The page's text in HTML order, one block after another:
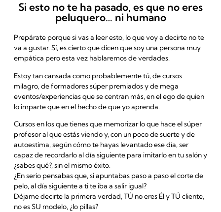
Si esto no te ha pasado, es que no eres
peluquero… ni humano
Prepárate porque si vas a leer esto, lo que voy a decirte no te
va a gustar. Sí, es cierto que dicen que soy una persona muy
empática pero esta vez hablaremos de verdades.
Estoy tan cansada como probablemente tú, de cursos
milagro, de formadores súper premiados y de mega
eventos/experiencias que se centran más, en el ego de quien
lo imparte que en el hecho de que yo aprenda.
Cursos en los que tienes que memorizar lo que hace el súper
profesor al que estás viendo y, con un poco de suerte y de
autoestima, según cómo te hayas levantado ese día, ser
capaz de recordarlo al día siguiente para imitarlo en tu salón y
¿sabes qué?, sin el mismo éxito.
¿En serio pensabas que, si apuntabas paso a paso el corte de
pelo, al día siguiente a ti te iba a salir igual?
Déjame decirte la primera verdad, TÚ no eres Él y TÚ cliente,
no es SU modelo, ¿lo pillas?